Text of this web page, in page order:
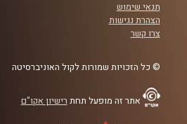
תנאי שימוש
הצהרת נגישות
צרו קשר
© כל הזכויות שמורות לקול האוניברסיטה
אתר זה מופעל תחת רישיון אקו"ם